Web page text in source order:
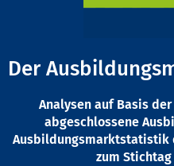
Der
Analysen auf Basis
abgeschlossene
Ausbildungsmarktstatistik
zum